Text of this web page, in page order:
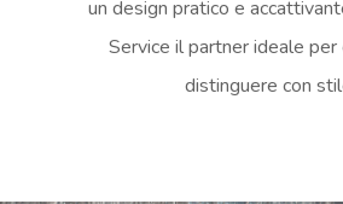
un design pratico e
Service il partner ideale per
distinguere con